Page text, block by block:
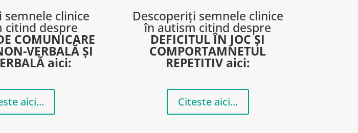
semnele clinice
citind despre
COMUNICARE
VERBALĂ ȘI
aici:
aici...
Descoperiți semnele clinice
în autism citind despre
DEFICITUL ÎN JOC ȘI
COMPORTAMNETUL
REPETITIV aici:
Citeste aici...